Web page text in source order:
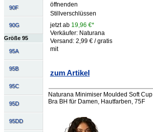
90F
90G
Größe 95
95A
95B
95C
95D
95DD
öffnenden
Stillverschlüssen
jetzt ab 19,96 €*
Verkäufer: Naturana
Versand: 2,99 € / gratis
mit
zum Artikel
Naturana Minimiser Moulded Soft Cup
Bra BH für Damen, Hautfarben, 75F